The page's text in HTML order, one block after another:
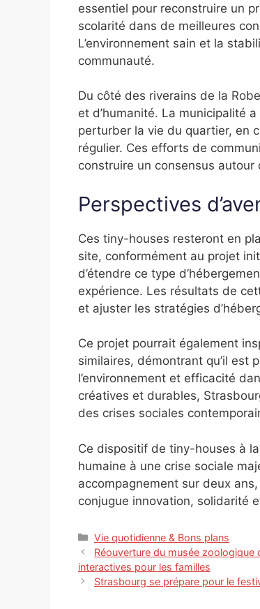
essentiel pour reconstruire un
scolarité dans de meilleures
L’environnement sain et la
communauté.
Du côté des riverains de la
et d’humanité. La municipalité
perturber la vie du quartier, en
régulier. Ces efforts de
construire un consensus
Perspectives
Ces tiny-houses resteront en
site, conformément au projet
d’étendre ce type
expérience. Les résultats de
et ajuster les stratégies
Ce projet pourrait également
similaires, démontrant qu’il est
l’environnement et efficacité
créatives et durables,
des crises sociales
Ce dispositif de tiny-houses à
humaine à une crise sociale
accompagnement sur deux
conjugue innovation, solidarité
Catégories
Vie quotidienne & Bons plans
Réouverture du musée
interactives pour les familles
Strasbourg se prépare pour le